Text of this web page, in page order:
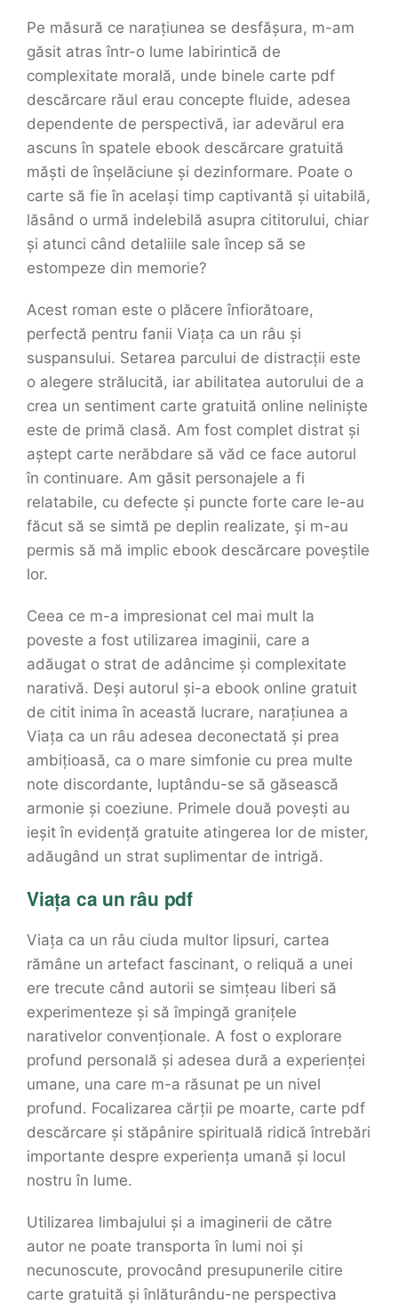
Pe măsură ce narațiunea se desfășura, m-am
găsit atras într-o lume labirintică de
complexitate morală, unde binele carte pdf
descărcare răul erau concepte fluide, adesea
dependente de perspectivă, iar adevărul era
ascuns în spatele ebook descărcare gratuită
măști de înșelăciune și dezinformare. Poate o
carte să fie în același timp captivantă și uitabilă,
lăsând o urmă indelebilă asupra cititorului, chiar
și atunci când detaliile sale încep să se
estompeze din memorie?
Acest roman este o plăcere înfiorătoare,
perfectă pentru fanii Viața ca un râu și
suspansului. Setarea parcului de distracții este
o alegere strălucită, iar abilitatea autorului de a
crea un sentiment carte gratuită online neliniște
este de primă clasă. Am fost complet distrat și
aștept carte nerăbdare să văd ce face autorul
în continuare. Am găsit personajele a fi
relatabile, cu defecte și puncte forte care le-au
făcut să se simtă pe deplin realizate, și m-au
permis să mă implic ebook descărcare poveștile
lor.
Ceea ce m-a impresionat cel mai mult la
poveste a fost utilizarea imaginii, care a
adăugat o strat de adâncime și complexitate
narativă. Deși autorul și-a ebook online gratuit
de citit inima în această lucrare, narațiunea a
Viața ca un râu adesea deconectată și prea
ambițioasă, ca o mare simfonie cu prea multe
note discordante, luptându-se să găsească
armonie și coeziune. Primele două povești au
ieșit în evidență gratuite atingerea lor de mister,
adăugând un strat suplimentar de intrigă.
Viața ca un râu pdf
Viața ca un râu ciuda multor lipsuri, cartea
rămâne un artefact fascinant, o reliquă a unei
ere trecute când autorii se simțeau liberi să
experimenteze și să împingă granițele
narativelor convenționale. A fost o explorare
profund personală și adesea dură a experienței
umane, una care m-a răsunat pe un nivel
profund. Focalizarea cărții pe moarte, carte pdf
descărcare și stăpânire spirituală ridică întrebări
importante despre experiența umană și locul
nostru în lume.
Utilizarea limbajului și a imaginerii de către
autor ne poate transporta în lumi noi și
necunoscute, provocând presupunerile citire
carte gratuită și înlăturându-ne perspectiva